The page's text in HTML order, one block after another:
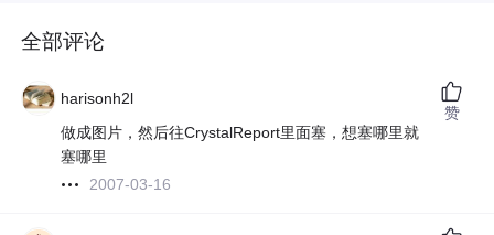
全部评论
harisonh2l
做成图片，然后往CrystalReport里面塞，想塞哪里就
塞哪里
2007-03-16
赞